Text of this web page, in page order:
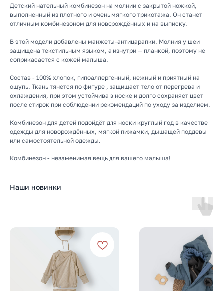
Детский нательный комбинезон на молнии с закрытой ножкой,
выполненный из плотного и очень мягкого трикотажа. Он станет
отличным комбинезоном для новорождённых и на выписку.
В этой модели добавлены манжеты-антицарапки. Молния у шеи
защищена текстильным языком, а изнутри — планкой, поэтому не
соприкасается с кожей малыша.
Состав - 100% хлопок, гипоаллергенный, нежный и приятный на
ощупь. Ткань тянется по фигуре , защищает тело от перегрева и
охлаждения, при этом устойчива в носке и долго сохраняет цвет
после стирок при соблюдении рекомендаций по уходу за изделием.
Комбинезон для детей подойдёт для носки круглый год в качестве
одежды для новорождённых, мягкой пижамки, дышащей поддевы
или самостоятельной одежды.
Комбинезон - незаменимая вещь для вашего малыша!
Наши новинки
Готовые подборки
Комплекты на выписку